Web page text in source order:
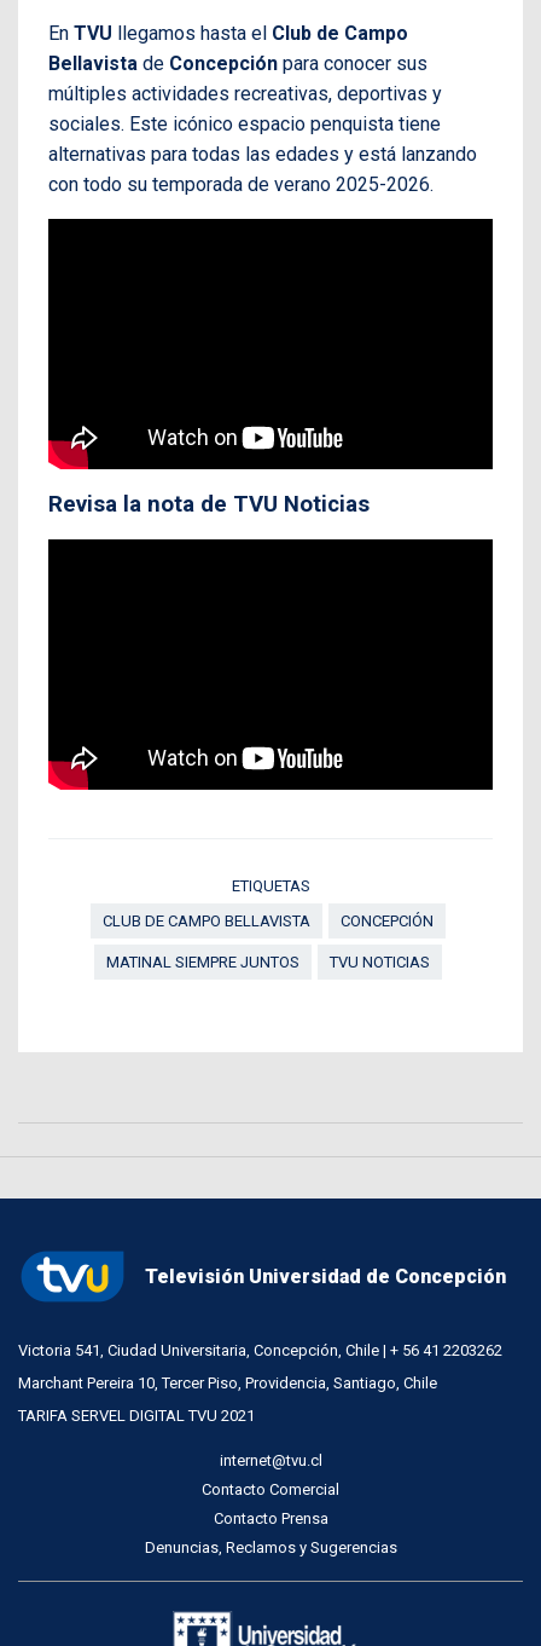
En TVU llegamos hasta el Club de Campo
Bellavista de Concepción para conocer sus
múltiples actividades recreativas, deportivas y
sociales. Este icónico espacio penquista tiene
alternativas para todas las edades y está lanzando
con todo su temporada de verano 2025-2026.
Revisa la nota de TVU Noticias
ETIQUETAS
CLUB DE CAMPO BELLAVISTA
CONCEPCIÓN
MATINAL SIEMPRE JUNTOS TVU NOTICIAS
Televisión Universidad de Concepción
Victoria 541, Ciudad Universitaria, Concepción, Chile | + 56 41 2203262
Marchant Pereira 10, Tercer Piso, Providencia, Santiago, Chile
TARIFA SERVEL DIGITAL TVU 2021
internet@tvu.cl
Contacto Comercial
Contacto Prensa
Denuncias, Reclamos y Sugerencias